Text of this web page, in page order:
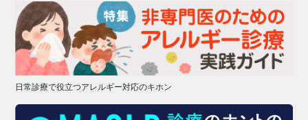
日常診療で役立つアレルギー対応のキホン